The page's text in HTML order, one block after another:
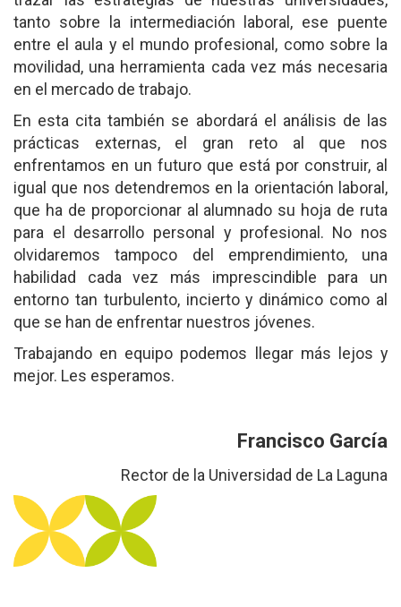
tanto sobre la intermediación laboral, ese puente
entre el aula y el mundo profesional, como sobre la
movilidad, una herramienta cada vez más necesaria
en el mercado de trabajo.
En esta cita también se abordará el análisis de las
prácticas externas, el gran reto al que nos
enfrentamos en un futuro que está por construir, al
igual que nos detendremos en la orientación laboral,
que ha de proporcionar al alumnado su hoja de ruta
para el desarrollo personal y profesional. No nos
olvidaremos tampoco del emprendimiento, una
habilidad cada vez más imprescindible para un
entorno tan turbulento, incierto y dinámico como al
que se han de enfrentar nuestros jóvenes.
Trabajando en equipo podemos llegar más lejos y
mejor. Les esperamos.
Francisco García
Rector de la Universidad de La Laguna